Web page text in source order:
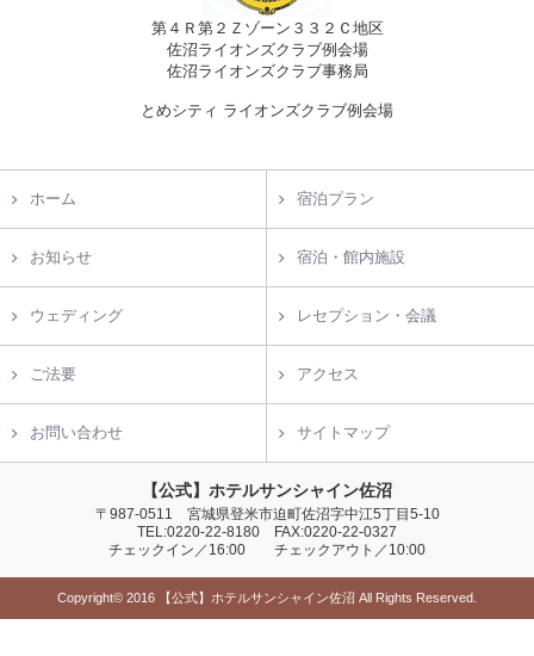
第４Ｒ第２Ｚゾーン３３２Ｃ地区
佐沼ライオンズクラブ例会場
佐沼ライオンズクラブ事務局
とめシティ ライオンズクラブ例会場
ホーム 宿泊プラン
お知らせ 宿泊・館内施設
ウェディング レセプション・会議
ご法要 アクセス
お問い合わせ サイトマップ
【公式】ホテルサンシャイン佐沼
〒987-0511 宮城県登米市迫町佐沼字中江5丁目5-10
TEL:0220-22-8180 FAX:0220-22-0327
チェックイン／16:00 チェックアウト／10:00
Copyright© 2016 【公式】ホテルサンシャイン佐沼 All Rights Reserved.